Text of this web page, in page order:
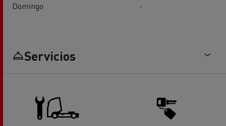
Domingo
-
Servicios